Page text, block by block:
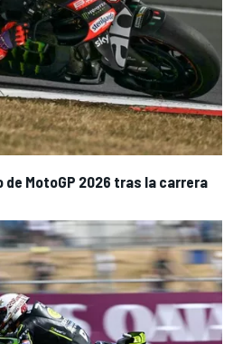
MotoGP 2026 tras la carrera